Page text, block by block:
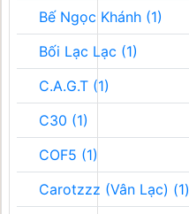
Bế Ngọc Khánh (1)
Bối Lạc Lạc (1)
C.A.G.T (1)
C30 (1)
COF5 (1)
Carotzzz (Vân Lạc) (1)